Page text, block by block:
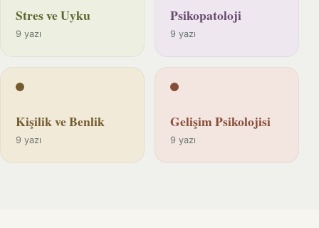
Stres ve Uyku
9 yazı
Psikopatoloji
9 yazı
Kişilik ve Benlik
9 yazı
Gelişim Psikolojisi
9 yazı